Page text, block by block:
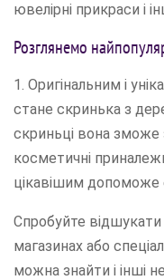
ювелірні прикраси і
Розглянемо
1. Оригінальним і
стане скринька з
скриньці вона зможе
косметичні
цікавішим допоможе
Спробуйте
магазинах або
можна знайти і інші